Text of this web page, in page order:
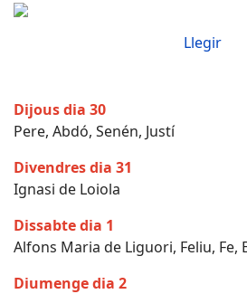
Llegir
Dijous dia 30
Pere, Abdó, Senén, Justí
Divendres dia 31
Ignasi de Loiola
Dissabte dia 1
Alfons Maria de Liguori, Feliu, Fe,
Diumenge dia 2